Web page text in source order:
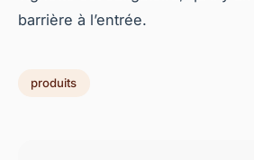
barrière à l’entrée.
produits